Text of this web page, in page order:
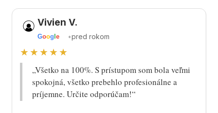
Vivien V.
Goog le •pred rokom
★★★★★
„Všetko na 100%. S prístupom som bola veľmi
spokojná, všetko prebehlo profesionálne a
príjemne. Určite odporúčam!“